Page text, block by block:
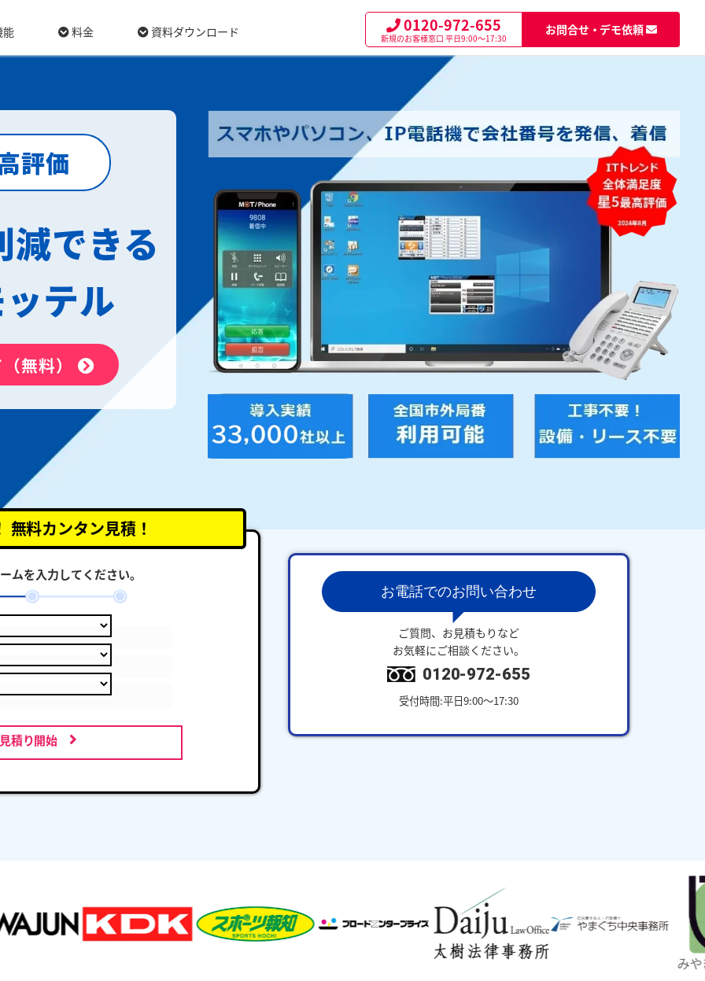
料金 資料ダウンロード 0120-972-655
新規のお客様窓口 平日9:00～17:30
お問合せ・デモ依頼
評価
できる
テル
無料）
無料カンタン見積！
ムを入力してください。
積り開始
お電話でのお問い合わせ
ご質問、お見積もりなど
お気軽にご相談ください。
0120-972-655
受付時間:平日9:00～17:30
みやぎ仙台